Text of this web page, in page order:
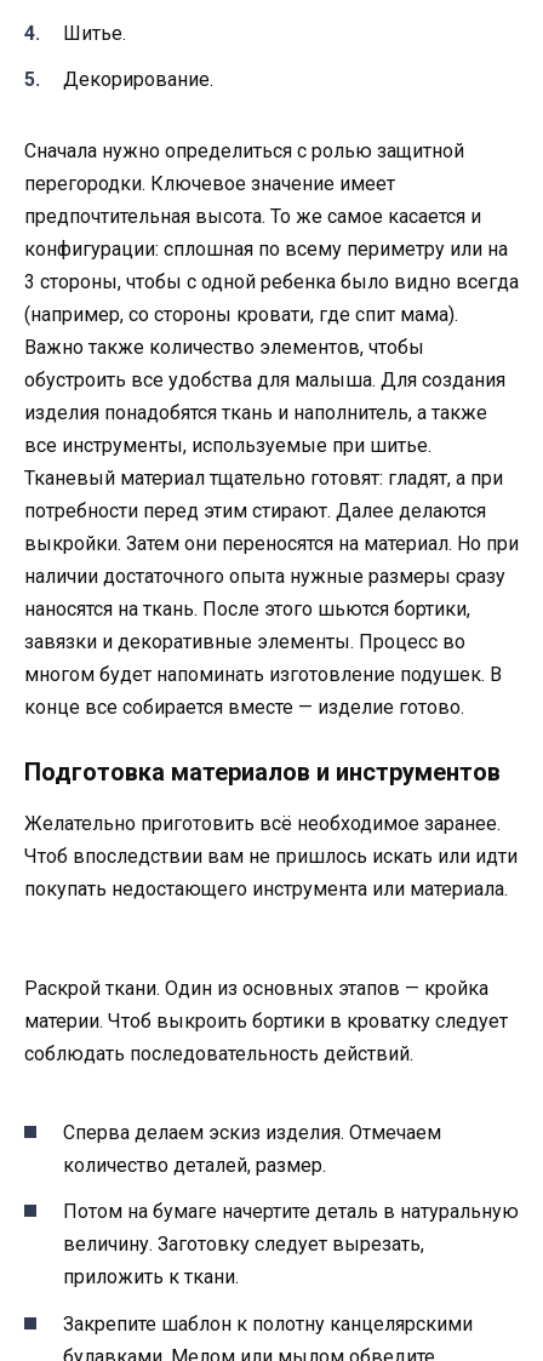
Шитье.
Декорирование.
Сначала нужно определиться с ролью защитной
перегородки. Ключевое значение имеет
предпочтительная высота. То же самое касается и
конфигурации: сплошная по всему периметру или на
3 стороны, чтобы с одной ребенка было видно всегда
(например, со стороны кровати, где спит мама).
Важно также количество элементов, чтобы
обустроить все удобства для малыша. Для создания
изделия понадобятся ткань и наполнитель, а также
все инструменты, используемые при шитье.
Тканевый материал тщательно готовят: гладят, а при
потребности перед этим стирают. Далее делаются
выкройки. Затем они переносятся на материал. Но при
наличии достаточного опыта нужные размеры сразу
наносятся на ткань. После этого шьются бортики,
завязки и декоративные элементы. Процесс во
многом будет напоминать изготовление подушек. В
конце все собирается вместе — изделие готово.
Подготовка материалов и инструментов
Желательно приготовить всё необходимое заранее.
Чтоб впоследствии вам не пришлось искать или идти
покупать недостающего инструмента или материала.
Раскрой ткани. Один из основных этапов — кройка
материи. Чтоб выкроить бортики в кроватку следует
соблюдать последовательность действий.
Сперва делаем эскиз изделия. Отмечаем
количество деталей, размер.
Потом на бумаге начертите деталь в натуральную
величину. Заготовку следует вырезать,
приложить к ткани.
Закрепите шаблон к полотну канцелярскими
булавками. Мелом или мылом обведите.